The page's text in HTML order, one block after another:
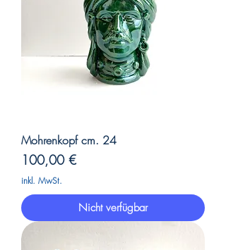
Mohrenkopf cm. 24
Preis
100,00 €
inkl. MwSt.
Nicht verfügbar